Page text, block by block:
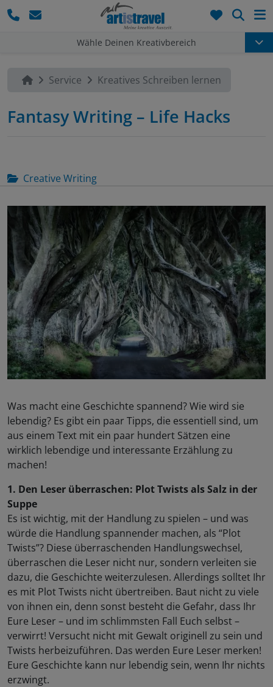
Wähle Deinen Kreativbereich
Service Kreatives Schreiben lernen
Fantasy Writing – Life Hacks
Creative Writing
Was macht eine Geschichte spannend? Wie wird sie
lebendig? Es gibt ein paar Tipps, die essentiell sind, um
aus einem Text mit ein paar hundert Sätzen eine
wirklich lebendige und interessante Erzählung zu
machen!
1. Den Leser überraschen: Plot Twists als Salz in der
Suppe
Es ist wichtig, mit der Handlung zu spielen – und was
würde die Handlung spannender machen, als “Plot
Twists”? Diese überraschenden Handlungswechsel,
überraschen die Leser nicht nur, sondern verleiten sie
dazu, die Geschichte weiterzulesen. Allerdings solltet Ihr
es mit Plot Twists nicht übertreiben. Baut nicht zu viele
von ihnen ein, denn sonst besteht die Gefahr, dass Ihr
Eure Leser – und im schlimmsten Fall Euch selbst –
verwirrt! Versucht nicht mit Gewalt originell zu sein und
Twists herbeizuführen. Das werden Eure Leser merken!
Eure Geschichte kann nur lebendig sein, wenn Ihr nichts
erzwingt.